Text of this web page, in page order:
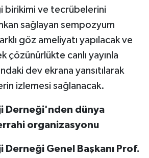
birikimi ve tecrübelerini
sağlayan sempozyum
göz ameliyatı yapılacak ve
çözünürlükte canlı yayınla
dev ekrana yansıtılarak
izlemesi sağlanacak.
Derneği'nden dünya
organizasyonu
Derneği Genel Başkanı Prof.